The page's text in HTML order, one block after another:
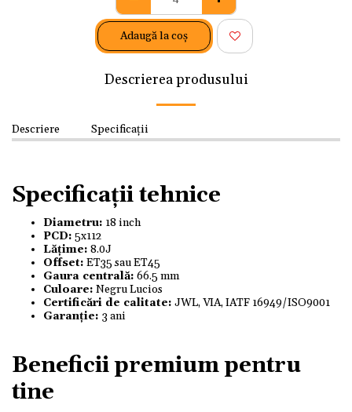
Adaugă la coş
Descrierea produsului
Descriere Specificații
Specificații tehnice
Diametru: 18 inch
PCD: 5x112
Lățime: 8.0J
Offset: ET35 sau ET45
Gaura centrală: 66.5 mm
Culoare: Negru Lucios
Certificări de calitate: JWL, VIA, IATF 16949/ISO9001
Garanție: 3 ani
Beneficii premium pentru
tine